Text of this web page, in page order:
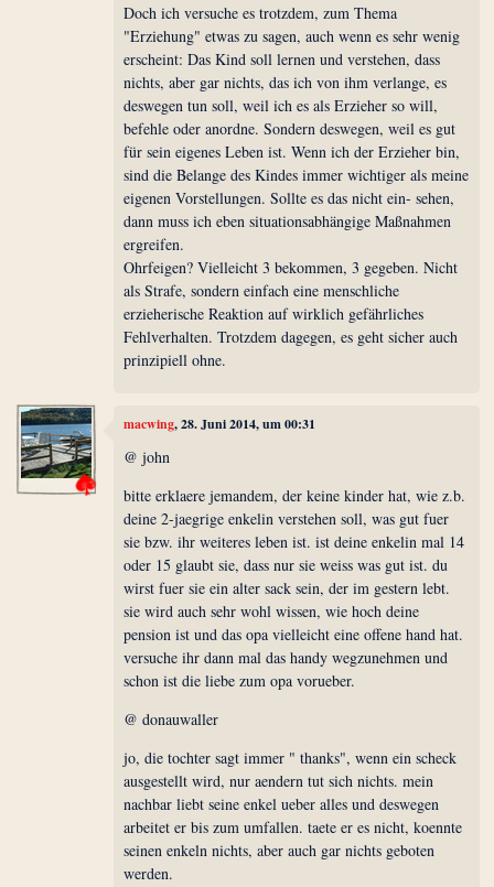
Doch ich versuche es trotzdem, zum Thema
"Erziehung" etwas zu sagen, auch wenn es sehr wenig
erscheint: Das Kind soll lernen und verstehen, dass
nichts, aber gar nichts, das ich von ihm verlange, es
deswegen tun soll, weil ich es als Erzieher so will,
befehle oder anordne. Sondern deswegen, weil es gut
für sein eigenes Leben ist. Wenn ich der Erzieher bin,
sind die Belange des Kindes immer wichtiger als meine
eigenen Vorstellungen. Sollte es das nicht ein- sehen,
dann muss ich eben situationsabhängige Maßnahmen
ergreifen.
Ohrfeigen? Vielleicht 3 bekommen, 3 gegeben. Nicht
als Strafe, sondern einfach eine menschliche
erzieherische Reaktion auf wirklich gefährliches
Fehlverhalten. Trotzdem dagegen, es geht sicher auch
prinzipiell ohne.
macwing, 28. Juni 2014, um 00:31
@ john
bitte erklaere jemandem, der keine kinder hat, wie z.b.
deine 2-jaegrige enkelin verstehen soll, was gut fuer
sie bzw. ihr weiteres leben ist. ist deine enkelin mal 14
oder 15 glaubt sie, dass nur sie weiss was gut ist. du
wirst fuer sie ein alter sack sein, der im gestern lebt.
sie wird auch sehr wohl wissen, wie hoch deine
pension ist und das opa vielleicht eine offene hand hat.
versuche ihr dann mal das handy wegzunehmen und
schon ist die liebe zum opa vorueber.
@ donauwaller
jo, die tochter sagt immer " thanks", wenn ein scheck
ausgestellt wird, nur aendern tut sich nichts. mein
nachbar liebt seine enkel ueber alles und deswegen
arbeitet er bis zum umfallen. taete er es nicht, koennte
seinen enkeln nichts, aber auch gar nichts geboten
werden.